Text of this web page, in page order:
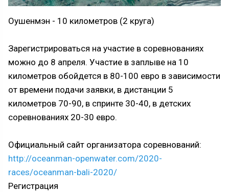
Оушенмэн - 10 километров (2 круга)
Зарегистрироваться на участие в соревнованиях
можно до 8 апреля. Участие в заплыве на 10
километров обойдется в 80-100 евро в зависимости
от времени подачи заявки, в дистанции 5
километров 70-90, в спринте 30-40, в детских
соревнованиях 20-30 евро.
Официальный сайт организатора соревнований:
http://oceanman-openwater.com/2020-
races/oceanman-bali-2020/
Регистрация